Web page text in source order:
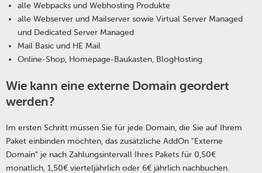
alle Webpacks und Webhosting Produkte
alle Webserver und Mailserver sowie Virtual Server Managed
und Dedicated Server Managed
Mail Basic und HE Mail
Online-Shop, Homepage-Baukasten, BlogHosting
Wie kann eine externe Domain geordert
werden?
Im ersten Schritt müssen Sie für jede Domain, die Sie auf Ihrem
Paket einbinden möchten, das zusätzliche AddOn "Externe
Domain" je nach Zahlungsintervall Ihres Pakets für 0,50€
monatlich, 1,50€ vierteljährlich oder 6€ jährlich nachbuchen.